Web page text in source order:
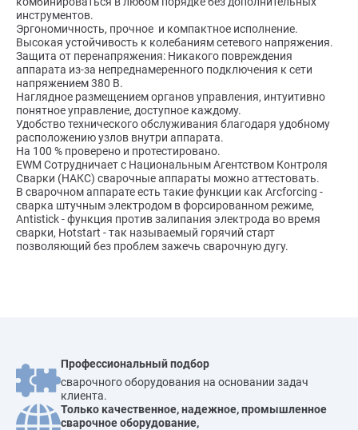
инструментов.
Эргономичность, прочное и компактное исполнение.
Высокая устойчивость к колебаниям сетевого напряжения.
Защита от перенапряжения: Никакого повреждения
аппарата из-за непреднамеренного подключения к сети
напряжением 380 В.
Наглядное размещением органов управления, интуитивно
понятное управление, доступное каждому.
Удобство технического обслуживания благодаря удобному
расположению узлов внутри аппарата.
На 100 % проверено и протестировано.
EWM Сотрудничает с Национальным Агентством Контроля
Сварки (НАКС) сварочные аппараты можно аттестовать.
В сварочном аппарате есть такие функции как Arcforcing -
сварка штучным электродом в форсированном режиме,
Antistick - функция против залипания электрода во время
сварки, Hotstart - так называемый горячий старт
позволяющий без проблем зажечь сварочную дугу.
Профессиональный подбор
сварочного оборудования на основании задач
клиента.
Только качественное, надежное, промышленное
сварочное оборудование,